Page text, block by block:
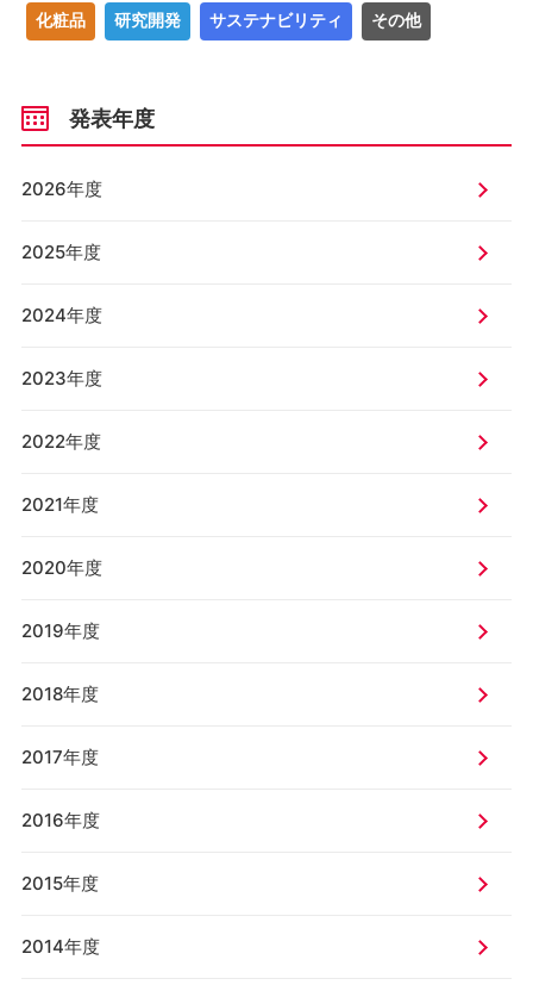
化粧品 研究開発 サステナビリティ その他
発表年度
2026年度
2025年度
2024年度
2023年度
2022年度
2021年度
2020年度
2019年度
2018年度
2017年度
2016年度
2015年度
2014年度